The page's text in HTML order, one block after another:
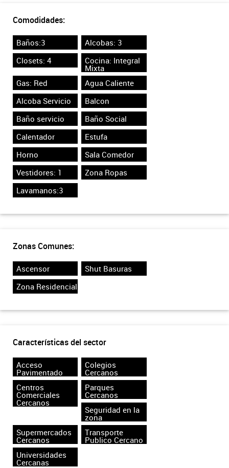
Comodidades:
Baños:3
Alcobas: 3
Closets: 4
Cocina: Integral
Mixta
Gas: Red
Agua Caliente
Alcoba Servicio
Balcon
Baño servicio
Baño Social
Calentador
Estufa
Horno
Sala Comedor
Vestidores: 1
Zona Ropas
Lavamanos:3
Zonas Comunes:
Ascensor
Shut Basuras
Zona Residencial
Características del sector
Acceso
Pavimentado
Colegios
Cercanos
Centros
Comerciales
Cercanos
Parques
Cercanos
Seguridad en la
zona
Supermercados
Cercanos
Transporte
Publico Cercano
Universidades
Cercanas